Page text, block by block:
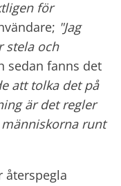
för
"Jag
stela och
sedan fanns det
att tolka det på
är det regler
runt
återspegla